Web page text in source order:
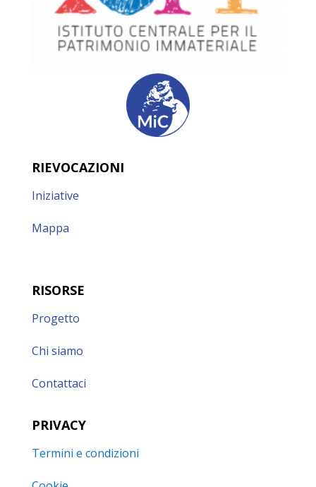
RIEVOCAZIONI
Iniziative
Mappa
RISORSE
Progetto
Chi siamo
Contattaci
PRIVACY
Termini e condizioni